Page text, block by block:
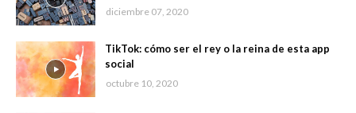
diciembre 07, 2020
TikTok: cómo ser el rey o la reina de esta app
social
octubre 10, 2020